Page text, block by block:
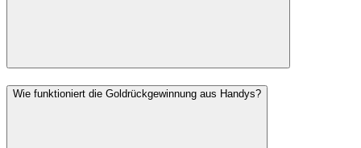
Wie funktioniert die Goldrückgewinnung aus Handys?